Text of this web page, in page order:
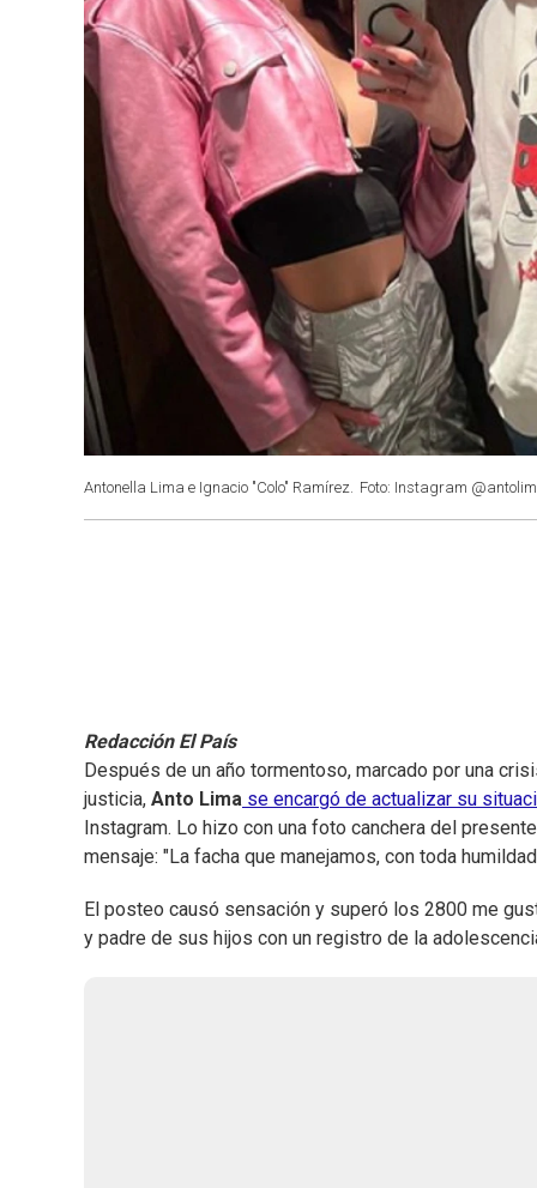
Antonella Lima e Ignacio "Colo" Ramírez. Foto: Instagram
Redacción El País
Después de un año tormentoso, marcado por una
justicia, Anto Lima se encargó de actualizar su
Instagram. Lo hizo con una foto canchera del
mensaje: "La facha que manejamos, con toda
El posteo causó sensación y superó los 2800 me
y padre de sus hijos con un registro de la